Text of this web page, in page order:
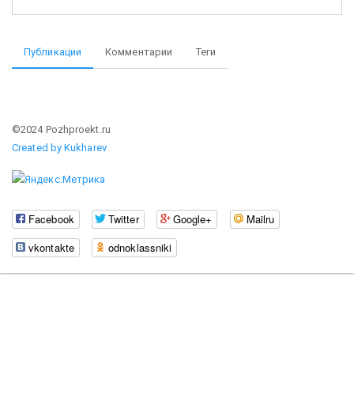
Публикации Комментарии Теги
©2024 Pozhproekt.ru
Created by Kukharev
Facebook Twitter Google+
Mailru
vkontakte
odnoklassniki